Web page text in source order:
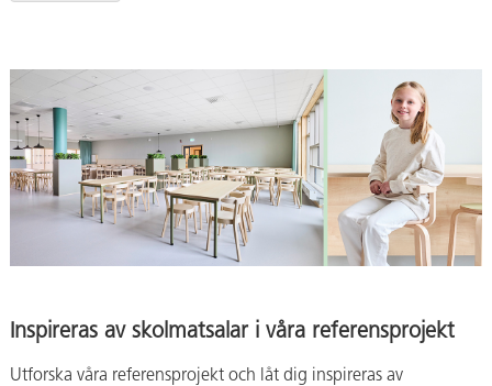
Inspireras av skolmatsalar i våra referensprojekt
Utforska våra referensprojekt och låt dig inspireras av